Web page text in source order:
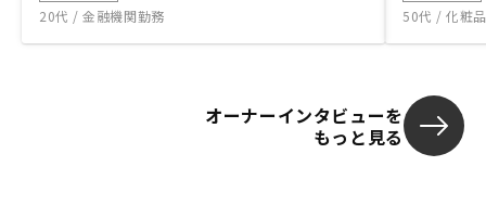
20代 / 金融機関勤務 50代 / 化粧
オーナーインタビューを
もっと見る